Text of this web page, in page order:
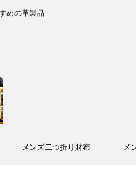
めの革製品
メンズ二つ折り財布 メ